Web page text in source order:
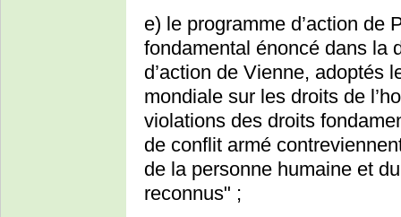
e) le programme d’action de
fondamental énoncé dans la
d’action de Vienne, adoptés
mondiale sur les droits de
violations des droits
de conflit armé
de la personne humaine et
reconnus" ;